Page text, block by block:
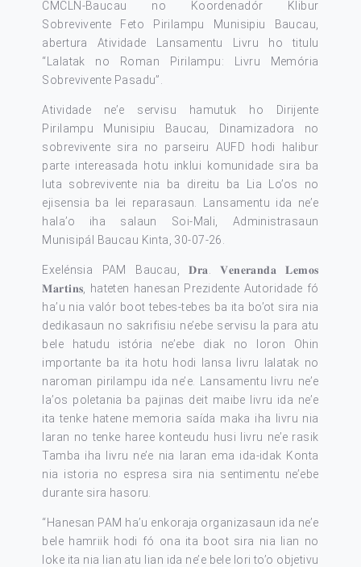
CMCLN-Baucau no Koordenadór Klibur
Sobrevivente Feto Pirilampu Munisipiu Baucau,
abertura Atividade Lansamentu Livru ho titulu
“Lalatak no Roman Pirilampu: Livru Memória
Sobrevivente Pasadu”.
Atividade ne’e servisu hamutuk ho Dirijente
Pirilampu Munisipiu Baucau, Dinamizadora no
sobrevivente sira no parseiru AUFD hodi halibur
parte intereasada hotu inklui komunidade sira ba
luta sobrevivente nia ba direitu ba Lia Lo’os no
ejisensia ba lei reparasaun. Lansamentu ida ne’e
hala’o iha salaun Soi-Mali, Administrasaun
Munisipál Baucau Kinta, 30-07-26.
Exelénsia PAM Baucau, 𝐃𝐫𝐚. 𝐕𝐞𝐧𝐞𝐫𝐚𝐧𝐝𝐚 𝐋𝐞𝐦𝐨𝐬
𝐌𝐚𝐫𝐭𝐢𝐧𝐬, hateten hanesan Prezidente Autoridade fó
ha’u nia valór boot tebes-tebes ba ita bo’ot sira nia
dedikasaun no sakrifisiu ne’ebe servisu la para atu
bele hatudu istória ne’ebe diak no loron Ohin
importante ba ita hotu hodi lansa livru lalatak no
naroman pirilampu ida ne’e. Lansamentu livru ne’e
la’os poletania ba pajinas deit maibe livru ida ne’e
ita tenke hatene memoria saída maka iha livru nia
laran no tenke haree konteudu husi livru ne’e rasik
Tamba iha livru ne’e nia laran ema ida-idak Konta
nia istoria no espresa sira nia sentimentu ne’ebe
durante sira hasoru.
“Hanesan PAM ha’u enkoraja organizasaun ida ne’e
bele hamriik hodi fó ona ita boot sira nia lian no
loke ita nia lian atu lian ida ne’e bele lori to’o objetivu